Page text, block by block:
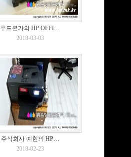
푸드본가의 HP OFFI…
2018-03-03
주식회사 예현의 HP…
2018-02-23